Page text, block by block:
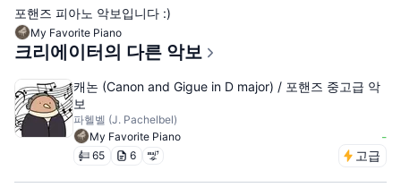
포핸즈 피아노 악보입니다 :)
My Favorite Piano
크리에이터의 다른 악보
캐논 (Canon and Gigue in D major) / 포핸즈 중고급 악
보
파헬벨 (J. Pachelbel)
My Favorite Piano
-
65 6 고급